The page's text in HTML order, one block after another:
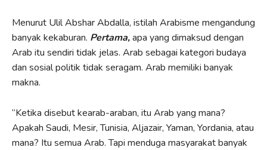
Menurut Ulil Abshar Abdalla, istilah Arabisme mengandung
banyak kekaburan. Pertama,apa yang dimaksud dengan
Arab itu sendiri tidak jelas. Arab sebagai kategori budaya
dan sosial politik tidak seragam. Arab memiliki banyak
makna.
“Ketika disebut kearab-araban, itu Arab yang mana?
Apakah Saudi, Mesir, Tunisia, Aljazair, Yaman, Yordania, atau
mana? Itu semua Arab. Tapi menduga masyarakat banyak